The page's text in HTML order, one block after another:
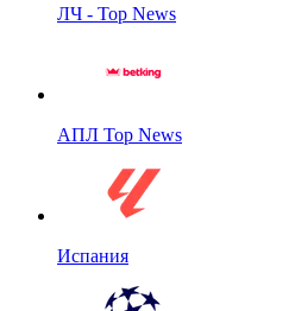
ЛЧ - Top News
АПЛ Top News
Испания